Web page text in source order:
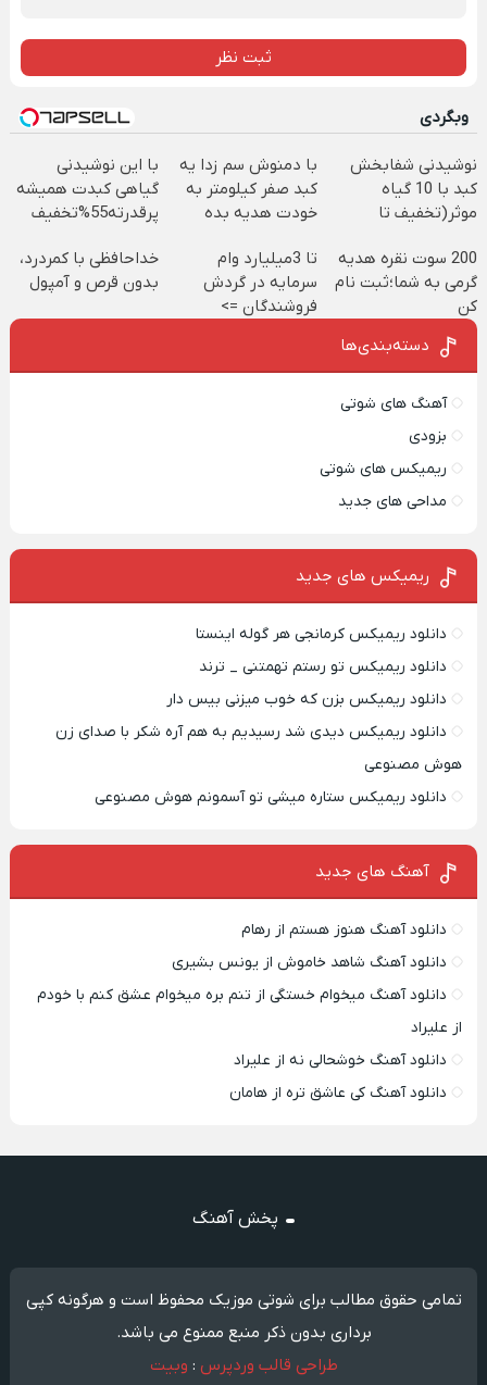
ثبت نظر
وبگردی
نوشیدنی شفابخش
کبد با 10 گیاه
موثر(تخفیف تا
با دمنوش سم زدا یه
کبد صفر کیلومتر به
خودت هدیه بده
با این نوشیدنی
گیاهی کبدت همیشه
پرقدرته55%تخفیف
200 سوت نقره هدیه
گرمی به شما؛ثبت نام
کن
تا 3میلیارد وام
سرمایه در گردش
فروشندگان =>
خداحافظی با کمردرد،
بدون قرص و آمپول
دسته‌بندی‌ها
آهنگ های شوتی
بزودی
ریمیکس های شوتی
مداحی های جدید
ریمیکس‌ های جدید
دانلود ریمیکس کرمانجی هر گوله اینستا
دانلود ریمیکس تو رستم تهمتنی _ ترند
دانلود ریمیکس بزن که خوب میزنی بیس دار
دانلود ریمیکس دیدی شد رسیدیم به هم آره شکر با صدای زن
هوش مصنوعی
دانلود ریمیکس ستاره میشی تو آسمونم هوش مصنوعی
آهنگ های جدید
دانلود آهنگ هنوز هستم از رهام
دانلود آهنگ شاهد خاموش از یونس بشیری
دانلود آهنگ میخوام خستگی از تنم بره میخوام عشق کنم با خودم
از علیراد
دانلود آهنگ خوشحالی نه از علیراد
دانلود آهنگ کی عاشق تره از هامان
پخش آهنگ
تمامی حقوق مطالب برای شوتی موزیک محفوظ است و هرگونه کپی
برداری بدون ذکر منبع ممنوع می باشد.
طراحی قالب وردپرس : وبیت